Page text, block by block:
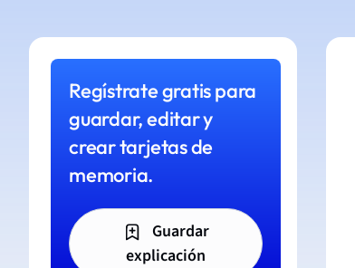
Regístrate gratis para
guardar, editar y
crear tarjetas de
memoria.
Guardar
explicación